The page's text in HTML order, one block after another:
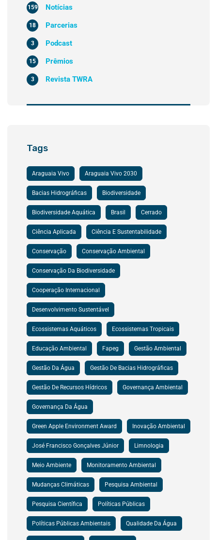
Notícias
159
Parcerias
18
Podcast
3
Prêmios
15
Revista TWRA
3
Tags
Araguaia Vivo Araguaia Vivo 2030
Bacias Hidrográficas Biodiversidade
Biodiversidade Aquática Brasil Cerrado
Ciência Aplicada Ciência E Sustentabilidade
Conservação Conservação Ambiental
Conservação Da Biodiversidade
Cooperação Internacional
Desenvolvimento Sustentável
Ecossistemas Aquáticos Ecossistemas Tropicais
Educação Ambiental Fapeg Gestão Ambiental
Gestão Da Água Gestão De Bacias Hidrográficas
Gestão De Recursos Hídricos Governança Ambiental
Governança Da Água
Green Apple Environment Award Inovação Ambiental
José Francisco Gonçalves Júnior Limnologia
Meio Ambiente Monitoramento Ambiental
Mudanças Climáticas Pesquisa Ambiental
Pesquisa Científica Políticas Públicas
Políticas Públicas Ambientais Qualidade Da Água